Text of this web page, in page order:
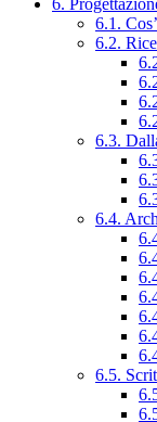
6.1.
6.2.
6.3.
6.4.
6.5.